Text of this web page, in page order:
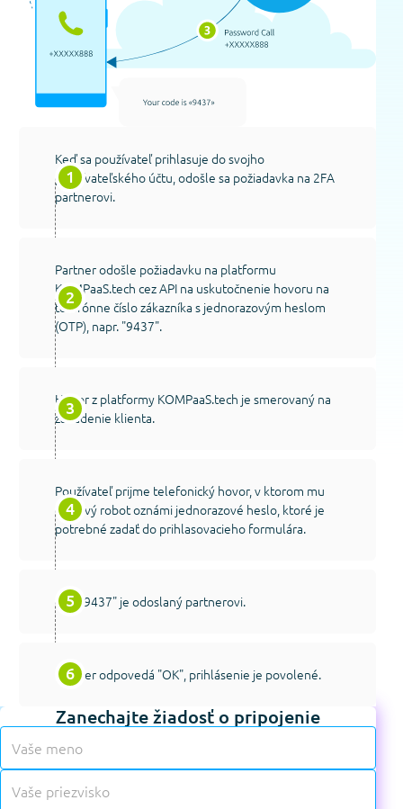
Keď sa používateľ prihlasuje do svojho
používateľského účtu, odošle sa požiadavka na 2FA
partnerovi.
Partner odošle požiadavku na platformu
KOMPaaS.tech cez API na uskutočnenie hovoru na
telefónne číslo zákazníka s jednorazovým heslom
(OTP), napr. "9437".
Hovor z platformy KOMPaaS.tech je smerovaný na
zariadenie klienta.
Používateľ prijme telefonický hovor, v ktorom mu
hlasový robot oznámi jednorazové heslo, ktoré je
potrebné zadať do prihlasovacieho formulára.
Kód "9437" je odoslaný partnerovi.
Partner odpovedá "OK", prihlásenie je povolené.
Zanechajte žiadosť o pripojenie